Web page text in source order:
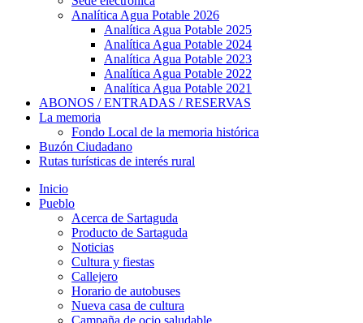
Analítica Agua Potable 2026
Analítica Agua Potable 2025
Analítica Agua Potable 2024
Analítica Agua Potable 2023
Analítica Agua Potable 2022
Analítica Agua Potable 2021
ABONOS / ENTRADAS / RESERVAS
La memoria
Fondo Local de la memoria histórica
Buzón Ciudadano
Rutas turísticas de interés rural
Inicio
Pueblo
Acerca de Sartaguda
Producto de Sartaguda
Noticias
Cultura y fiestas
Callejero
Horario de autobuses
Nueva casa de cultura
Campaña de ocio saludable